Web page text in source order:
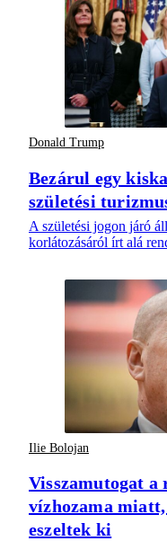
Donald Trump
Bezárul egy
születési
A születési jogon járó
korlátozásáról írt alá
Ilie Bolojan
Visszamutogat a
vízhozama
eszeltek ki